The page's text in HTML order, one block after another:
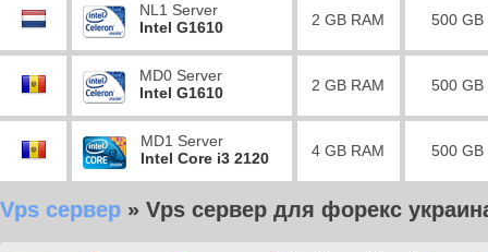
NL1 Server
Intel G1610
2 GB RAM 500 GB
MD0 Server
Intel G1610
2 GB RAM 500 GB
MD1 Server
Intel Core i3 2120
4 GB RAM 500 GB
Vps сервер » Vps сервер для форекс